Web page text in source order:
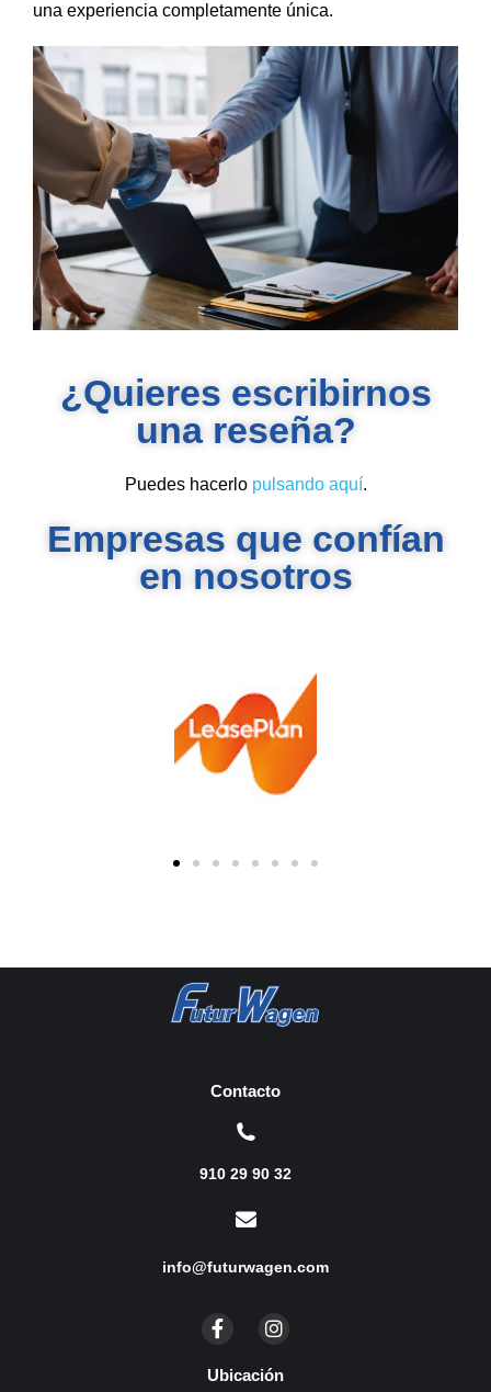
una experiencia completamente única.
¿Quieres escribirnos
una reseña?
Puedes hacerlo pulsando aquí.
Empresas que confían
en nosotros
Contacto
910 29 90 32
info@futurwagen.com
Ubicación